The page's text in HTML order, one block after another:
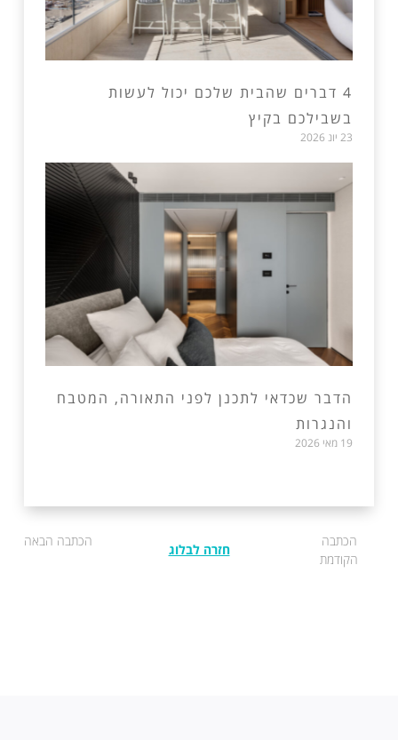
4 דברים שהבית שלכם יכול לעשות
בשבילכם בקיץ
23 יונ 2026
הדבר שכדאי לתכנן לפני התאורה, המטבח
והנגרות
19 מאי 2026
הכתבה
הקודמת
חזרה לבלוג
הכתבה הבאה